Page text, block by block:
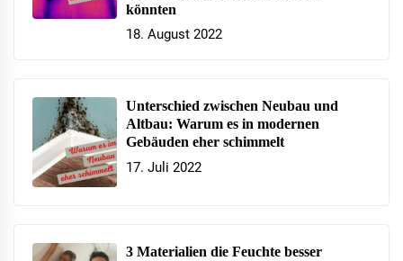
könnten
18. August 2022
Unterschied zwischen Neubau und
Altbau: Warum es in modernen
Gebäuden eher schimmelt
17. Juli 2022
3 Materialien die Feuchte besser